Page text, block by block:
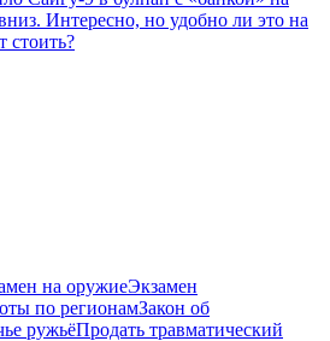
Интересно, но удобно ли это на
стоить?
на оружиеЭкзамен
по регионамЗакон об
ружьёПродать травматический